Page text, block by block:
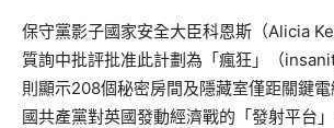
保守黨影子國家安全大臣科恩斯（Alicia
質詢中批評批准此計劃為「瘋狂」（
則顯示208個秘密房間及隱藏室僅距關鍵
國共產黨對英國發動經濟戰的「發射平台